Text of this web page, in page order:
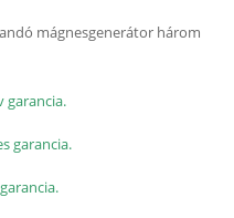
mágnesgenerátor három
garancia.
garancia.